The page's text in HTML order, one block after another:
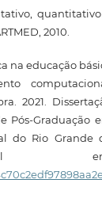
2010.
na educação
2021.
Pós-Graduação
do Rio Grande